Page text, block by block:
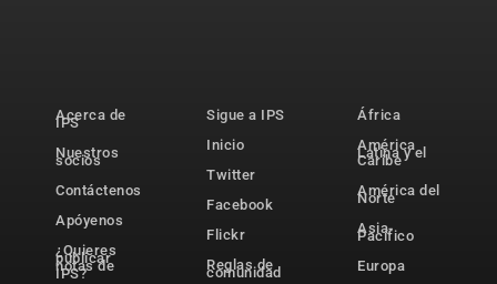
Acerca de
IPS
Nuestros
socios
Contáctenos
Apóyenos
¿Quieres
publicar
notas de
IPS?
Sigue a IPS
Inicio
Twitter
Facebook
Flickr
Reglas de
comunidad
África
América
Latina y el
Caribe
América del
Norte
Asia-
Pacífico
Europa